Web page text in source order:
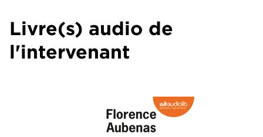
Livre(s) audio de
l'intervenant